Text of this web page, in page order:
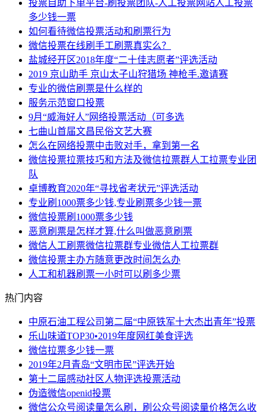
投票自助下单平台-刷投票团队-人工投票网站人工投票
多少钱一票
如何看待微信投票活动和刷票行为
微信投票在线刷手工刷票真实么？
盐城经开区2018年度“二十佳志愿者”评选活动
2019 京山助手 京山太子山狩猎场 神枪手.邀请赛
专业的微信刷票是什么样的
服务示范窗口投票
9月“威海好人”网络投票活动（可多选
七曲山首届文昌民俗文艺大赛
怎么在网络投票中击败对手，拿到第一名
微信投票拉票技巧和方法及微信拉票群人工拉票专业团
队
卓博教育2020年“寻找省考状元”评选活动
专业刷1000票多少钱,专业刷票多少钱一票
微信投票刷1000票多少钱
恶意刷票是怎样才算,什么叫做恶意刷票
微信人工刷票微信拉票群专业微信人工拉票群
微信投票主办方随意更改时间怎么办
人工和机器刷票一小时可以刷多少票
热门内容
中原石油工程公司第二届“中原铁军十大杰出青年”投票
乐山味道TOP30•2019年度网红美食评选
微信拉票多少钱一票
2019年2月青岛“文明市民”评选开始
第十二届感动社区人物评选投票活动
伪造微信openid投票
微信公众号阅读量怎么刷，刷公众号阅读量价格怎么收